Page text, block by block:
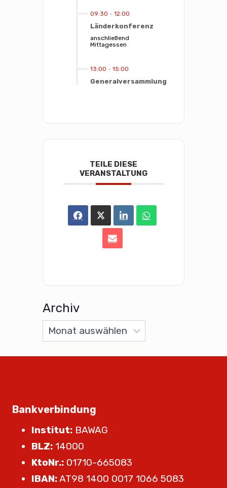
09:30 - 12:00
Länderkonferenz
anschließend
Mittagessen
13:00 - 15:00
Generalversammlung
TEILE DIESE
VERANSTALTUNG
Archiv
Bankverbindung
Institut: BAWAG
BLZ: 14000
KtoNr.: 01710-665083
IBAN:AT98 1400 0017 1066 5083